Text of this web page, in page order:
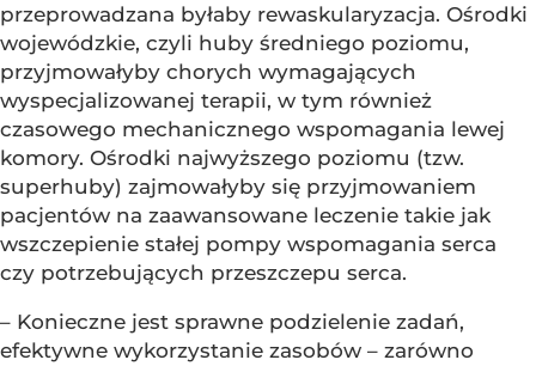
przeprowadzana byłaby rewaskularyzacja. Ośrodki
wojewódzkie, czyli huby średniego poziomu,
przyjmowałyby chorych wymagających
wyspecjalizowanej terapii, w tym również
czasowego mechanicznego wspomagania lewej
komory. Ośrodki najwyższego poziomu (tzw.
superhuby) zajmowałyby się przyjmowaniem
pacjentów na zaawansowane leczenie takie jak
wszczepienie stałej pompy wspomagania serca
czy potrzebujących przeszczepu serca.
– Konieczne jest sprawne podzielenie zadań,
efektywne wykorzystanie zasobów – zarówno